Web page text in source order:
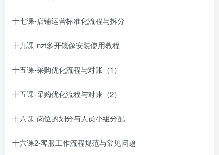
十七课-店铺运营标准化流程与拆分
十九课-nzt多开镜像安装使用教程
十五课-采购优化流程与对账（1）
十五课-采购优化流程与对账（2）
十八课-岗位的划分与人员小组分配
十六课2-客服工作流程规范与常见问题